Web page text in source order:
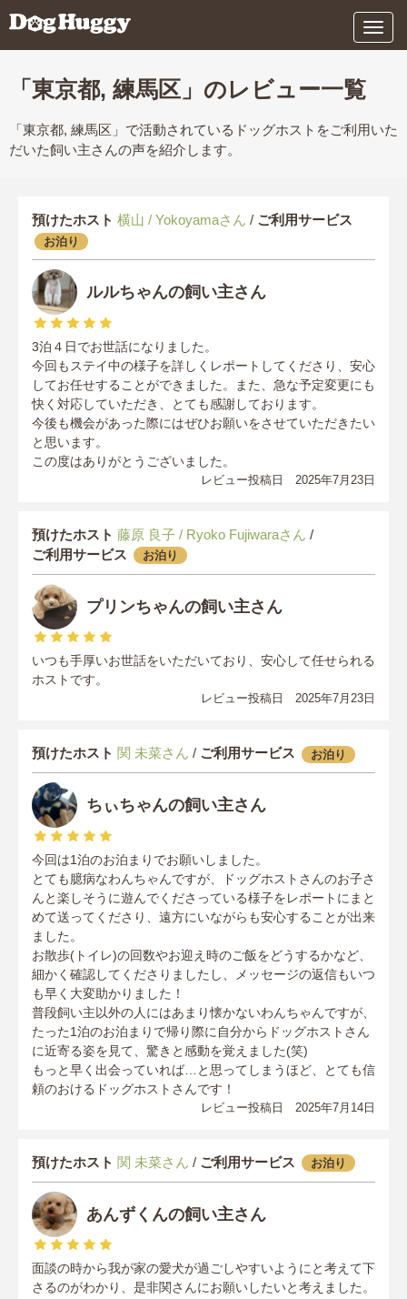
メ
ニ
「東京都, 練馬区」のレビュー一覧
「東京都, 練馬区」で活動されているドッグホストをご利用いた
だいた飼い主さんの声を紹介します。
預けたホスト 横山 / Yokoyamaさん / ご利用サービス
お泊り
ルルちゃんの飼い主さん
3泊４日でお世話になりました。
今回もステイ中の様子を詳しくレポートしてくださり、安心
してお任せすることができました。また、急な予定変更にも
快く対応していただき、とても感謝しております。
今後も機会があった際にはぜひお願いをさせていただきたい
と思います。
この度はありがとうございました。
レビュー投稿日 2025年7月23日
預けたホスト 藤原 良子 / Ryoko Fujiwaraさん /
ご利用サービス
お泊り
プリンちゃんの飼い主さん
いつも手厚いお世話をいただいており、安心して任せられる
ホストです。
レビュー投稿日 2025年7月23日
預けたホスト 関 未菜さん / ご利用サービス お泊り
ちぃちゃんの飼い主さん
今回は1泊のお泊まりでお願いしました。
とても臆病なわんちゃんですが、ドッグホストさんのお子さ
んと楽しそうに遊んでくださっている様子をレポートにまと
めて送ってくださり、遠方にいながらも安心することが出来
ました。
お散歩(トイレ)の回数やお迎え時のご飯をどうするかなど、
細かく確認してくださりましたし、メッセージの返信もいつ
も早く大変助かりました！
普段飼い主以外の人にはあまり懐かないわんちゃんですが、
たった1泊のお泊まりで帰り際に自分からドッグホストさん
に近寄る姿を見て、驚きと感動を覚えました(笑)
もっと早く出会っていれば…と思ってしまうほど、とても信
頼のおけるドッグホストさんです！
レビュー投稿日 2025年7月14日
預けたホスト 関 未菜さん / ご利用サービス お泊り
あんずくんの飼い主さん
面談の時から我が家の愛犬が過ごしやすいようにと考えて下
さるのがわかり、是非関さんにお願いしたいと考えました。